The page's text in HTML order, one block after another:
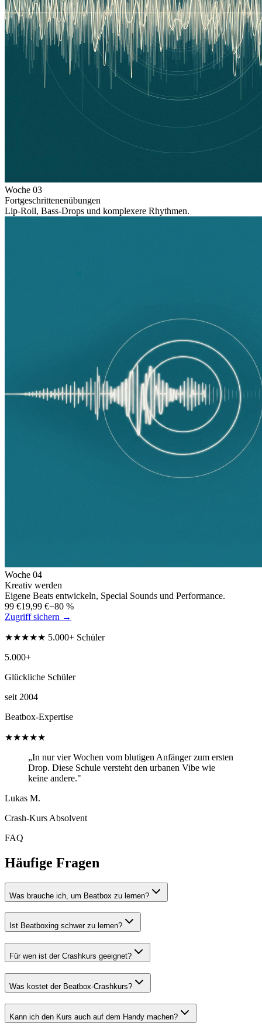
Woche 03
Fortgeschrittenenübungen
Lip-Roll, Bass-Drops und komplexere Rhythmen.
Woche 04
Kreativ werden
Eigene Beats entwickeln, Special Sounds und Performance.
99 €19,99 €−80 %
Zugriff sichern →
★★★★★ 5.000+ Schüler
5.000+
Glückliche Schüler
seit 2004
Beatbox-Expertise
★★★★★
„In nur vier Wochen vom blutigen Anfänger zum ersten
Drop. Diese Schule versteht den urbanen Vibe wie
keine andere."
Lukas M.
Crash-Kurs Absolvent
FAQ
Häufige Fragen
Was brauche ich, um Beatbox zu lernen?
Ist Beatboxing schwer zu lernen?
Für wen ist der Crashkurs geeignet?
Was kostet der Beatbox-Crashkurs?
Kann ich den Kurs auch auf dem Handy machen?